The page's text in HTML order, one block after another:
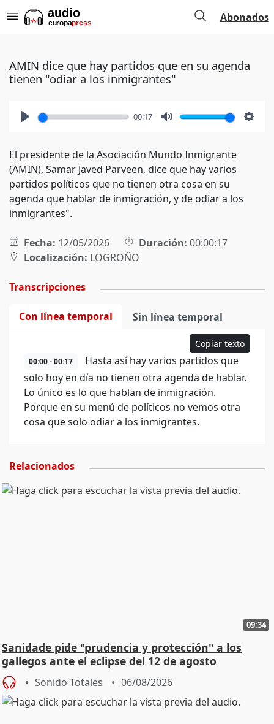
Abonados
AMIN dice que hay partidos que en su agenda
tienen "odiar a los inmigrantes"
00:17
El presidente de la Asociación Mundo Inmigrante
(AMIN), Samar Javed Parveen, dice que hay varios
partidos políticos que no tienen otra cosa en su
agenda que hablar de inmigración, y de odiar a los
inmigrantes".
Fecha: 12/05/2026 Duración: 00:00:17
Localización: LOGROÑO
Transcripciones
Con línea temporal Sin línea temporal
Copiar texto
00:00 - 00:17
Hasta así hay varios partidos que
solo hoy en día no tienen otra agenda de hablar.
Lo único es lo que hablan de inmigración.
Porque en su menú de políticos no vemos otra
cosa que solo odiar a los inmigrantes.
Relacionados
09:34
Sanidade pide "prudencia y protección" a los
gallegos ante el eclipse del 12 de agosto
Sonido Totales 06/08/2026